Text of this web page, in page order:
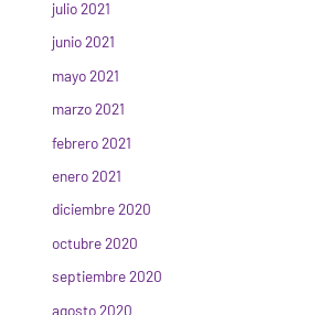
julio 2021
junio 2021
mayo 2021
marzo 2021
febrero 2021
enero 2021
diciembre 2020
octubre 2020
septiembre 2020
agosto 2020